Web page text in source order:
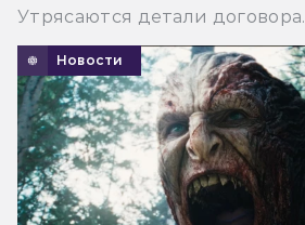
Утрясаются детали договора.
Новости